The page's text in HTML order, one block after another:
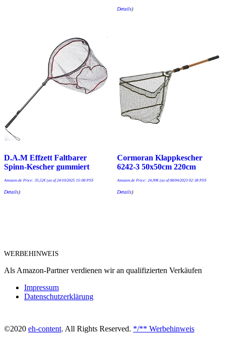
Details)
D.A.M Effzett Faltbarer
Spinn-Kescher gummiert
Amazon.de Price: 35,52€(as of 24/10/2025 15:08 PST-
Details)
Cormoran Klappkescher
6242-3 50x50cm 220cm
Amazon.de Price: 24,99€(as of 08/04/2023 02:38 PST-
Details)
WERBEHINWEIS
Als Amazon-Partner verdienen wir an qualifizierten Verkäufen
Impressum
Datenschutzerklärung
©2020 eh-content. All Rights Reserved. */** Werbehinweis